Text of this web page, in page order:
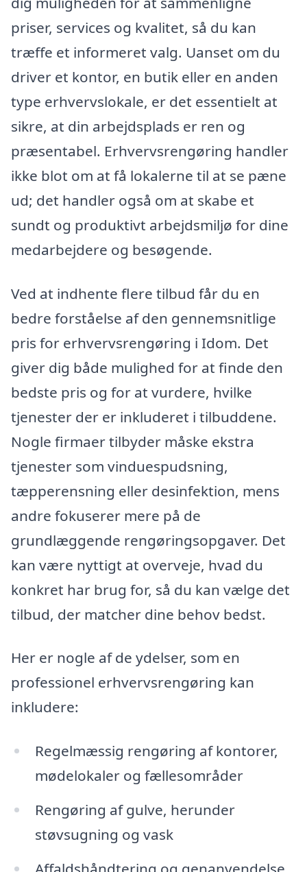
priser, services og kvalitet, så du kan
træffe et informeret valg. Uanset om du
driver et kontor, en butik eller en anden
type erhvervslokale, er det essentielt at
sikre, at din arbejdsplads er ren og
præsentabel. Erhvervsrengøring handler
ikke blot om at få lokalerne til at se pæne
ud; det handler også om at skabe et
sundt og produktivt arbejdsmiljø for dine
medarbejdere og besøgende.
Ved at indhente flere tilbud får du en
bedre forståelse af den gennemsnitlige
pris for erhvervsrengøring i Idom. Det
giver dig både mulighed for at finde den
bedste pris og for at vurdere, hvilke
tjenester der er inkluderet i tilbuddene.
Nogle firmaer tilbyder måske ekstra
tjenester som vinduespudsning,
tæpperensning eller desinfektion, mens
andre fokuserer mere på de
grundlæggende rengøringsopgaver. Det
kan være nyttigt at overveje, hvad du
konkret har brug for, så du kan vælge det
tilbud, der matcher dine behov bedst.
Her er nogle af de ydelser, som en
professionel erhvervsrengøring kan
inkludere:
Regelmæssig rengøring af kontorer,
mødelokaler og fællesområder
Rengøring af gulve, herunder
støvsugning og vask